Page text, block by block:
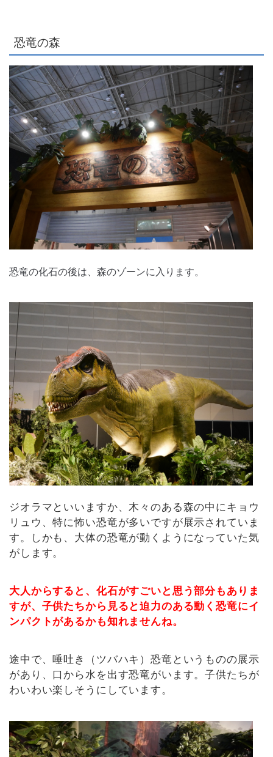
恐竜の森
恐竜の化石の後は、森のゾーンに入ります。
ジオラマといいますか、木々のある森の中にキョウ
リュウ、特に怖い恐竜が多いですが展示されていま
す。しかも、大体の恐竜が動くようになっていた気
がします。
大人からすると、化石がすごいと思う部分もありま
すが、子供たちから見ると迫力のある動く恐竜にイ
ンパクトがあるかも知れませんね。
途中で、唾吐き（ツバハキ）恐竜というものの展示
があり、口から水を出す恐竜がいます。子供たちが
わいわい楽しそうにしています。